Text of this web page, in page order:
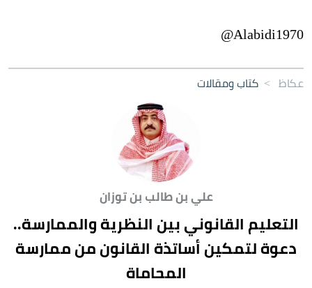
Alabidi1970@
عكاظ > كتاب ومقالات
علي بن طالب بن توزان
التعليم القانوني بين النظرية والممارسة..
دعوة لتمكين أساتذة القانون من ممارسة
المحاماة